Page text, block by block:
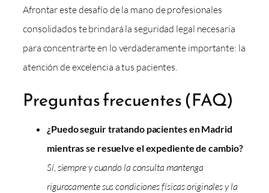
Afrontar este desafío de la mano de profesionales
consolidados te brindará la seguridad legal necesaria
para concentrarte en lo verdaderamente importante: la
atención de excelencia a tus pacientes.
Preguntas frecuentes (FAQ)
¿Puedo seguir tratando pacientes en Madrid
mientras se resuelve el expediente de cambio?
Sí, siempre y cuando la consulta mantenga
rigurosamente sus condiciones físicas originales y la